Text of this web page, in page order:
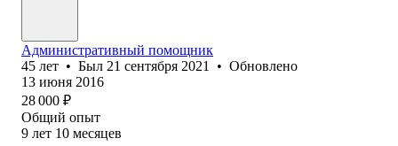
Административный помощник
45 лет • Был 21 сентября 2021 • Обновлено
13 июня 2016
28 000 ₽
Общий опыт
9 лет 10 месяцев